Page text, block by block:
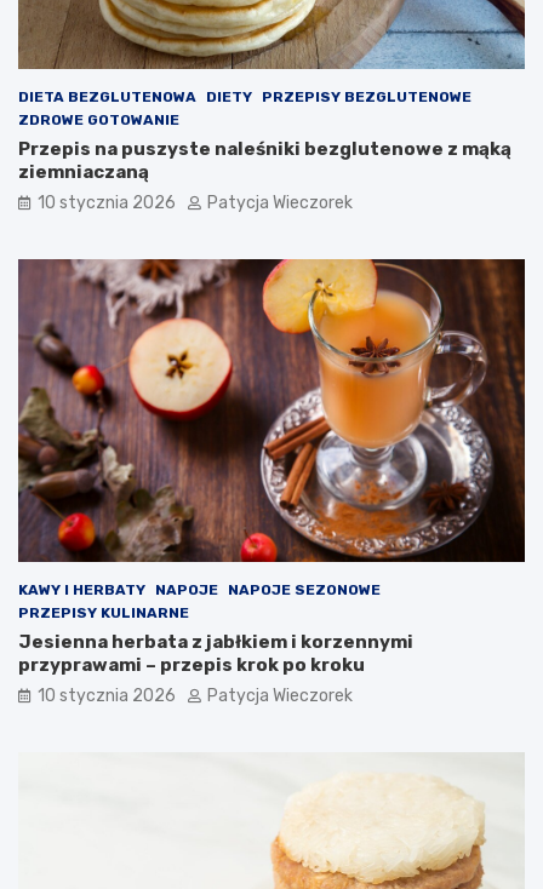
DIETA BEZGLUTENOWA DIETY
PRZEPISY BEZGLUTENOWE
ZDROWE GOTOWANIE
Przepis na puszyste naleśniki bezglutenowe z mąką
ziemniaczaną
10 stycznia 2026 Patycja Wieczorek
KAWY I HERBATY NAPOJE
NAPOJE SEZONOWE
PRZEPISY KULINARNE
Jesienna herbata z jabłkiem i korzennymi
przyprawami – przepis krok po kroku
10 stycznia 2026 Patycja Wieczorek